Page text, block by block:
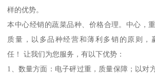
样的优势。
本中心经销的蔬菜品种、价格合理。中心，
质量，以多品种经营和薄利多销的原则，
任！ 让我们为您服务，有以下优势：
1、数量方面：电子砰过重，质量保障；以对